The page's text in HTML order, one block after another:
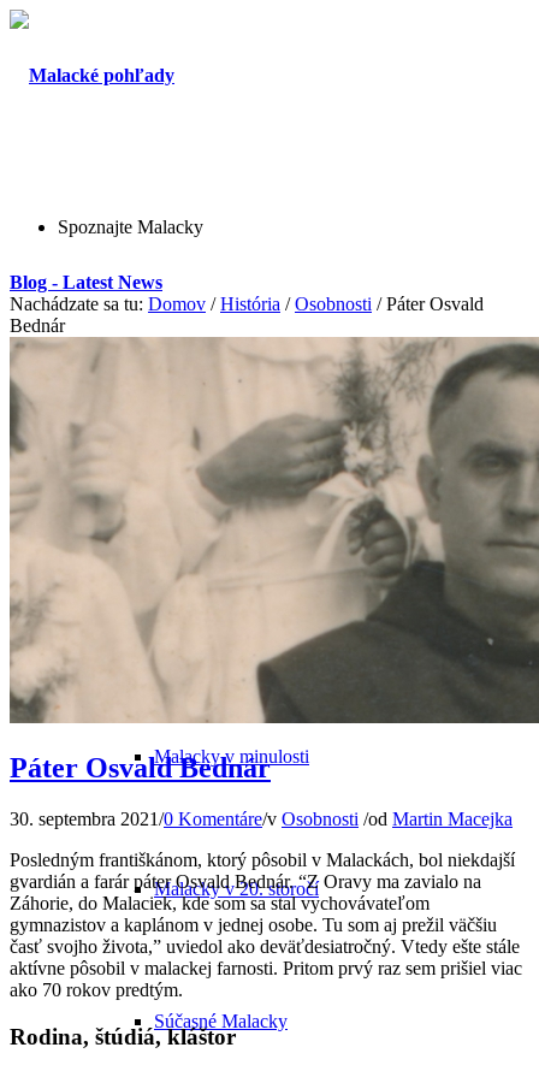
Spoznajte Malacky
Odkiaľ pochádza názov mesta
Malacky v minulosti
Malacky v 20. storočí
Súčasné Malacky
Blog - Latest News
Nachádzate sa tu: Domov / História / Osobnosti / Páter Osvald
Bednár
Páter Osvald Bednár
30. septembra 2021/0 Komentáre/v Osobnosti /od Martin Macejka
Posledným františkánom, ktorý pôsobil v Malackách, bol niekdajší
gvardián a farár páter Osvald Bednár. “Z Oravy ma zavialo na
Záhorie, do Malaciek, kde som sa stal vychovávateľom
gymnazistov a kaplánom v jednej osobe. Tu som aj prežil väčšiu
časť svojho života,” uviedol ako deväťdesiatročný. Vtedy ešte stále
aktívne pôsobil v malackej farnosti. Pritom prvý raz sem prišiel viac
ako 70 rokov predtým.
Rodina, štúdiá, kláštor